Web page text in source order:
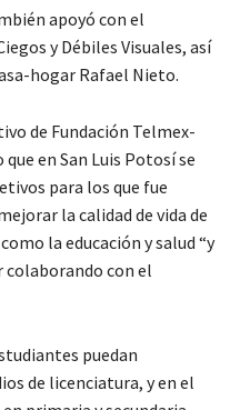
apoyó con el
y Débiles Visuales, así
hogar Rafael Nieto.
de Fundación Telmex-
en San Luis Potosí se
para los que fue
la calidad de vida de
la educación y salud “y
colaborando con el
puedan
de licenciatura, y en el